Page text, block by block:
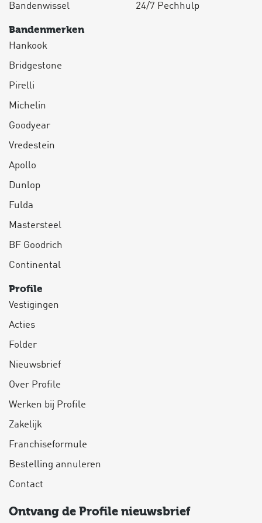
Bandenwissel
24/7 Pechhulp
Bandenmerken
Hankook
Bridgestone
Pirelli
Michelin
Goodyear
Vredestein
Apollo
Dunlop
Fulda
Mastersteel
BF Goodrich
Continental
Profile
Vestigingen
Acties
Folder
Nieuwsbrief
Over Profile
Werken bij Profile
Zakelijk
Franchiseformule
Bestelling annuleren
Contact
Ontvang de Profile nieuwsbrief